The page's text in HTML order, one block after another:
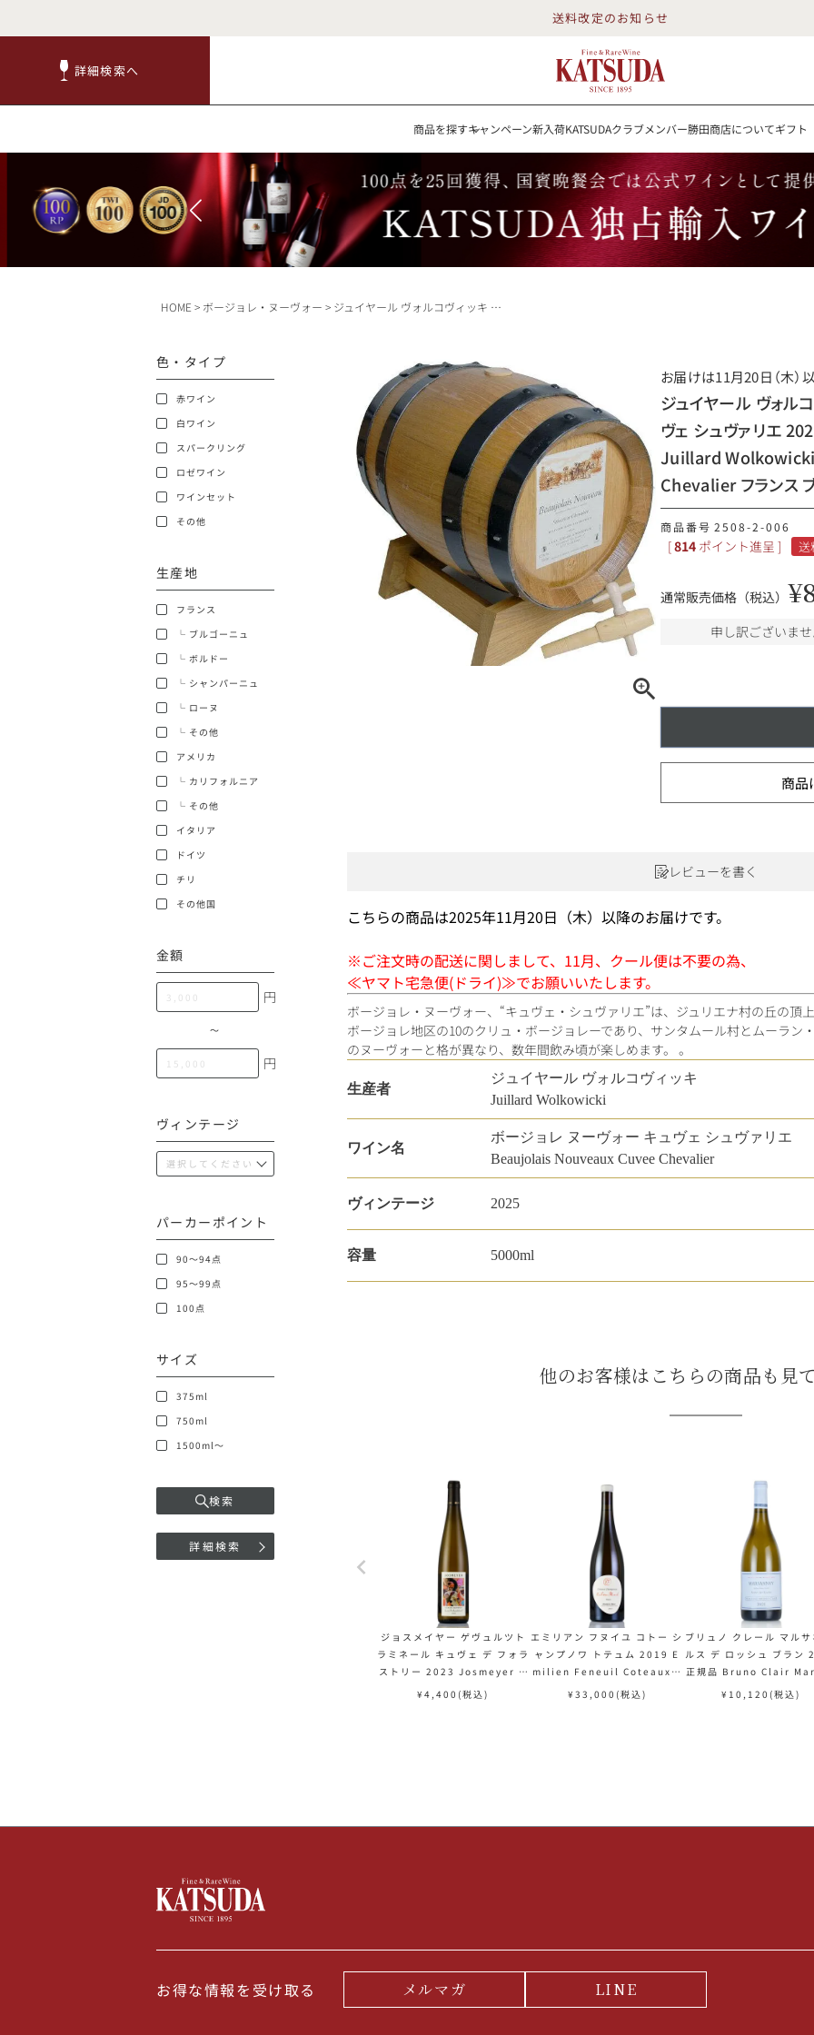
送料改定のお知らせ
詳細検索へ
商品を探すキャンペーン新入荷KATSUDAクラブメンバー勝田商店についてギフト
送料改定のお知らせ
詳細検索へ
商品を探すキャンペーン新入荷KATSUDAクラブメンバー勝田商店について
赤ワイン
白ワイン スパークリング ロゼワイン RP100点
勝田商店について
ショッピングガイド ギフトラッピング
銘柄から探す
ラフィット
オーパス・ワン
スクリーミング・
ブルゴーニュ
イタリア ドイツ
チリ その他国
ロゼワイン
80,000円〜99,999円
HOME ボージョレ・ヌーヴォー ジュイヤール ヴォルコヴィッキ ボージョレ ヌーヴォー キュヴェ シュヴァリエ 2025 5000ml 5L特製オーク樽入り Juillard Wolkowicki Beaujolais Nouveaux Cuvee Chevalier フランス ブルゴーニュ 赤ワイン
色・タイプ
赤ワイン
白ワイン
スパークリング
ロゼワイン
ワインセット
その他
生産地
フランス
└ ブルゴーニュ
└ ボルドー
└ シャンパーニュ
└ ローヌ
└ その他
アメリカ
└ カリフォルニア
└ その他
イタリア
ドイツ
チリ
その他国
金額
円
〜
円
ヴィンテージ
パーカーポイント
90～94点
95～99点
100点
サイズ
375ml
750ml
1500ml～
検索
詳細検索
お届けは11月20日（木）
ジュイヤール ヴォル
ヴェ シュヴァリエ
Juillard
Chevalier フランス
商品番号 2508-2-006
[814 ポイント進呈 ] 送
通常販売価格（税込） ¥
申し訳ございま
商品
レビューを書く
こちらの商品は2025年11月20日（木）以降のお届けです。
※ご注文時の配送に関しまして、11月、クール便は不要の為、
≪ヤマト宅急便(ドライ)≫でお願いいたします。
ボージョレ・ヌーヴォー、“キュヴェ・シュヴァリエ”は、ジュリエナ村の丘の頂
ボージョレ地区の10のクリュ・ボージョレーであり、サンタムール村とムーラン
のヌーヴォーと格が異なり、数年間飲み頃が楽しめます。 。
生産者
ジュイヤール ヴォルコヴィッキ
Juillard Wolkowicki
ワイン名
ボージョレ ヌーヴォー キュヴェ シュヴァリエ
Beaujolais Nouveaux Cuvee Chevalier
ヴィンテージ 2025
容量 5000ml
他のお客様はこちらの商品も見
ジョスメイヤー ゲヴュルツト
ラミネール キュヴェ デ フォラ
ストリー 2023 Josmeyer G
ewurztraminer Cuvee des
¥4,400 (税込)
エミリアン フヌイユ コトー シ
ャンプノワ トテュム 2019 E
milien Feneuil Coteaux C
hampenois Totum フランス
¥ 33,000 (税込)
ブリュノ クレール マル
ルス デ ロッシュ ブラン
正規品 Bruno Clair
nay Source des
¥ 10,120 (税込)
お得な情報を受け取る メルマガ LINE